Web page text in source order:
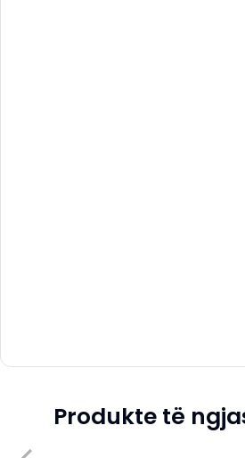
Produkte të